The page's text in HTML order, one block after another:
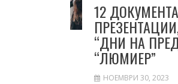
12
“ДНИ НА
“ЛЮМИЕР”
НОЕМВРИ 30, 2023